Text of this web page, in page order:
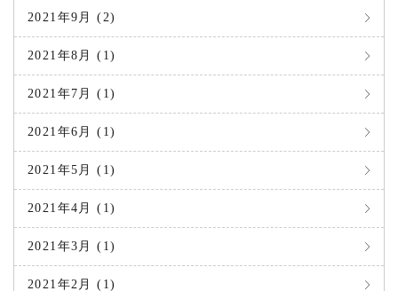
2021年9月 (2)
2021年8月 (1)
2021年7月 (1)
2021年6月 (1)
2021年5月 (1)
2021年4月 (1)
2021年3月 (1)
2021年2月 (1)